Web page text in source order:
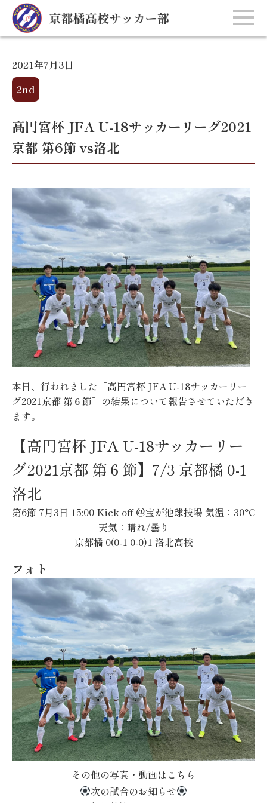
2021年7月3日
2nd
高円宮杯 JFA U-18サッカーリーグ2021
京都 第6節 vs洛北
本日、行われました［高円宮杯 JFA U-18サッカーリー
グ2021京都 第６節］の結果について報告させていただき
ます。
【高円宮杯 JFA U-18サッカーリー
グ2021京都 第６節】7/3 京都橘 0-1
洛北
第6節 7月3日 15:00 Kick off @宝が池球技場 気温：30°C
天気：晴れ/曇り
京都橘 0(0-1 0-0)1 洛北高校
フォト
その他の写真・動画はこちら
次の試合のお知らせ